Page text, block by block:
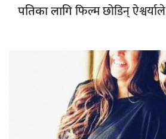
पतिका लागिफिल्म छोडिन् ऐश्वर्याले